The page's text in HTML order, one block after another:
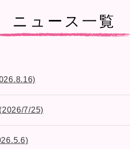
ニュース一覧
7/25)